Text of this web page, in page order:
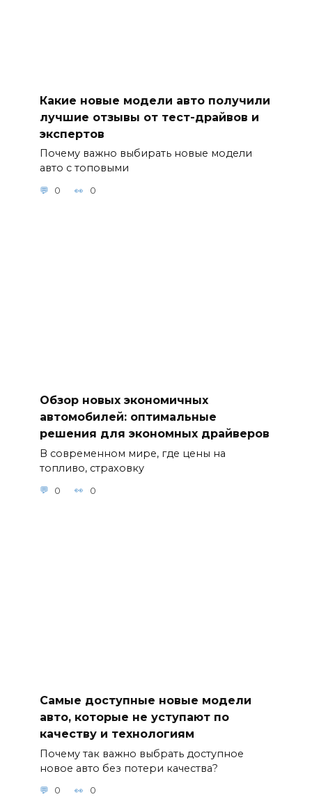
Какие новые модели авто получили
лучшие отзывы от тест-драйвов и
экспертов
Почему важно выбирать новые модели
авто с топовыми
0 0
Обзор новых экономичных
автомобилей: оптимальные
решения для экономных драйверов
В современном мире, где цены на
топливо, страховку
0 0
Самые доступные новые модели
авто, которые не уступают по
качеству и технологиям
Почему так важно выбрать доступное
новое авто без потери качества?
0 0